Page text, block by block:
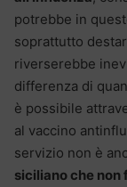
potrebbe in
soprattutto
riverserebbe
differenza di
è possibile
al vaccino
servizio non è
siciliano che